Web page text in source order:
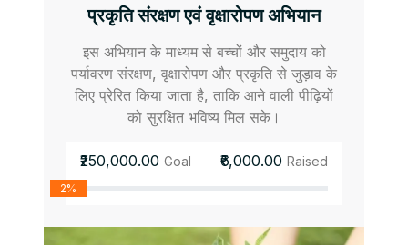
प्रकृति संरक्षण एवं वृक्षारोपण अभियान
इस अभियान के माध्यम से बच्चों और समुदाय को
पर्यावरण संरक्षण, वृक्षारोपण और प्रकृति से जुड़ाव के
लिए प्रेरित किया जाता है, ताकि आने वाली पीढ़ियों
को सुरक्षित भविष्य मिल सके।
₹250,000.00 Goal ₹6,000.00 Raised
2%